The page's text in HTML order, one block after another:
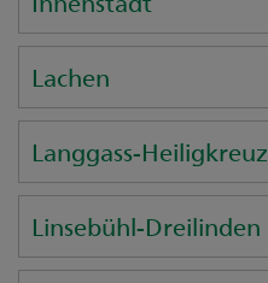
Lachen
Langgass-Heiligkreuz
Linsebühl-Dreilinden